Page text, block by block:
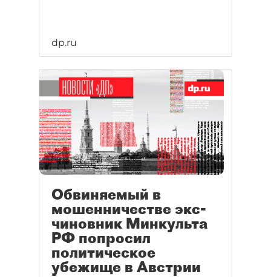
dp.ru
Обвиняемый в
мошенничестве экс-
чиновник Минкульта
РФ попросил
политическое
убежище в Австрии